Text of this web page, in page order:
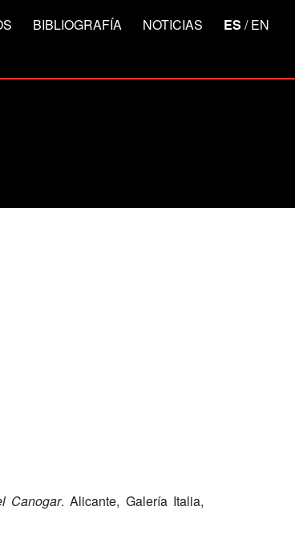
BIBLIOGRAFÍA NOTICIAS ES /EN
Canogar. Alicante, Galería Italia,